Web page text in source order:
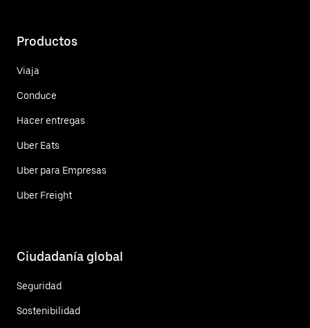
Productos
Viaja
Conduce
Hacer entregas
Uber Eats
Uber para Empresas
Uber Freight
Ciudadanía global
Seguridad
Sostenibilidad